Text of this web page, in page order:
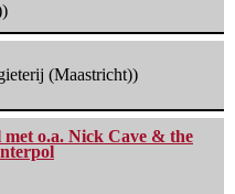
(Maastricht))
met o.a. Nick Cave & the